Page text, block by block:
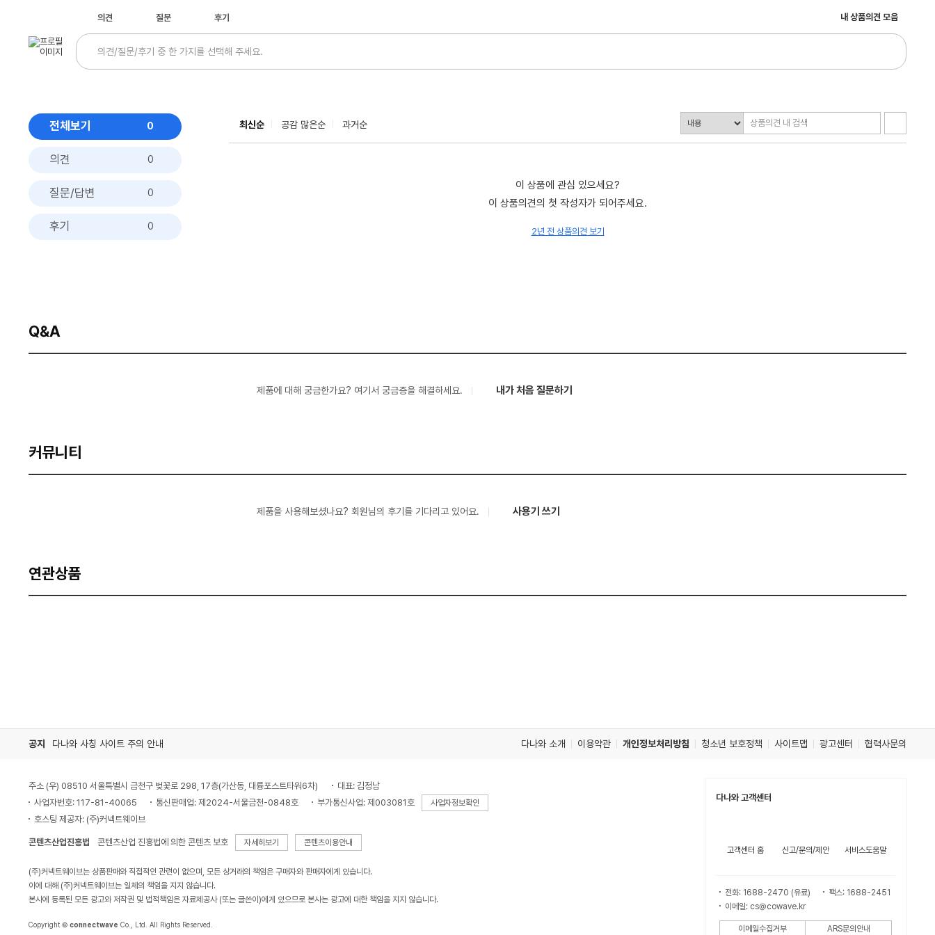
내 상품의견 모음
의견 질문 후기
전체보기 0
의견 0
질문/답변 0
후기 0
최신순 공감 많은순 과거순
이 상품에 관심 있으세요?
이 상품의견의 첫 작성자가 되어주세요.
2년 전 상품의견 보기
Q&A
제품에 대해 궁금한가요? 여기서 궁금증을 해결하세요. 내가 처음 질문하기
커뮤니티
제품을 사용해보셨나요? 회원님의 후기를 기다리고 있어요. 사용기 쓰기
연관상품
공지 다나와 사칭 사이트 주의 안내 다나와 소개 이용약관 개인정보처리방침 청소년 보호정책 사이트맵 광고센터 협력사문의
주소 (우) 08510 서울특별시 금천구 벚꽃로 298, 17층(가산동, 대륭포스트타워6차)
대표: 김정남
사업자번호: 117-81-40065
통신판매업: 제2024-서울금천-0848호 부가통신사업: 제003081호 사업자정보확인
호스팅 제공자: (주)커넥트웨이브
콘텐츠산업진흥법 콘텐츠산업 진흥법에 의한 콘텐츠 보호 자세히보기 콘텐츠이용안내
(주)커넥트웨이브는 상품판매와 직접적인 관련이 없으며, 모든 상거래의 책임은 구매자와 판매자에게 있습니다.
이에 대해 (주)커넥트웨이브는 일체의 책임을 지지 않습니다.
본사에 등록된 모든 광고와 저작권 및 법적책임은 자료제공사 (또는 글쓴이)에게 있으므로 본사는 광고에 대한 책임을 지지 않습니다.
Copyright © connectwave Co., Ltd. All Rights Reserved.
다나와 고객센터
고객센터 홈 신고/문의/제안 서비스도움말
전화: 1688-2470 (유료)
팩스: 1688-2451
이메일: cs@cowave.kr
이메일수집거부 ARS문의안내